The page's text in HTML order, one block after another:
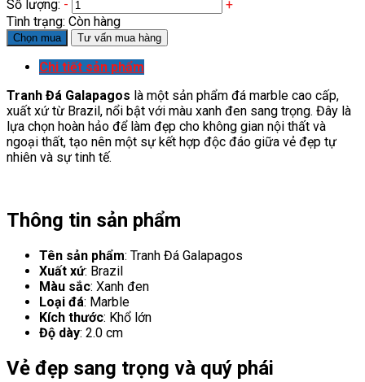
Số lượng: -
+
Tình trạng: Còn hàng
Chọn mua Tư vấn mua hàng
Chi tiết sản phẩm
Tranh Đá Galapagos là một sản phẩm đá marble cao cấp,
xuất xứ từ Brazil, nổi bật với màu xanh đen sang trọng. Đây là
lựa chọn hoàn hảo để làm đẹp cho không gian nội thất và
ngoại thất, tạo nên một sự kết hợp độc đáo giữa vẻ đẹp tự
nhiên và sự tinh tế.
Thông tin sản phẩm
Tên sản phẩm: Tranh Đá Galapagos
Xuất xứ: Brazil
Màu sắc: Xanh đen
Loại đá: Marble
Kích thước: Khổ lớn
Độ dày: 2.0 cm
Vẻ đẹp sang trọng và quý phái